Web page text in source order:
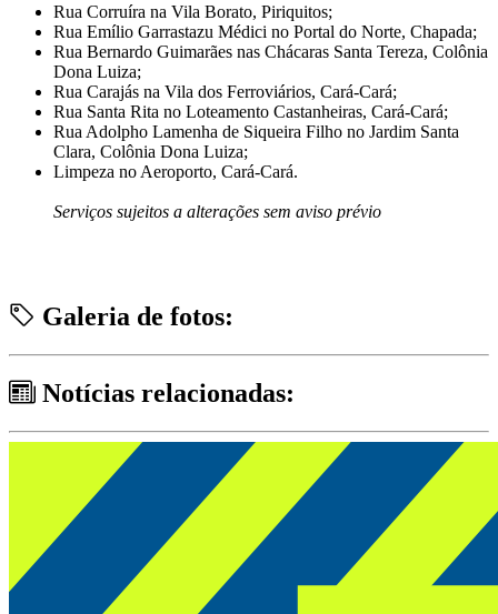
Rua Corruíra na Vila Borato, Piriquitos;
Rua Emílio Garrastazu Médici no Portal do Norte, Chapada;
Rua Bernardo Guimarães nas Chácaras Santa Tereza, Colônia
Dona Luiza;
Rua Carajás na Vila dos Ferroviários, Cará-Cará;
Rua Santa Rita no Loteamento Castanheiras, Cará-Cará;
Rua Adolpho Lamenha de Siqueira Filho no Jardim Santa
Clara, Colônia Dona Luiza;
Limpeza no Aeroporto, Cará-Cará.
Serviços sujeitos a alterações sem aviso prévio
Galeria de fotos:
Notícias relacionadas: